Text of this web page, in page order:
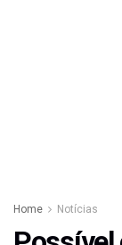
Home Notícias